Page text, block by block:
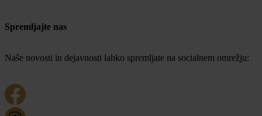
Spremljajte nas
Naše novosti in dejavnosti lahko spremljate na socialnem omrežju: